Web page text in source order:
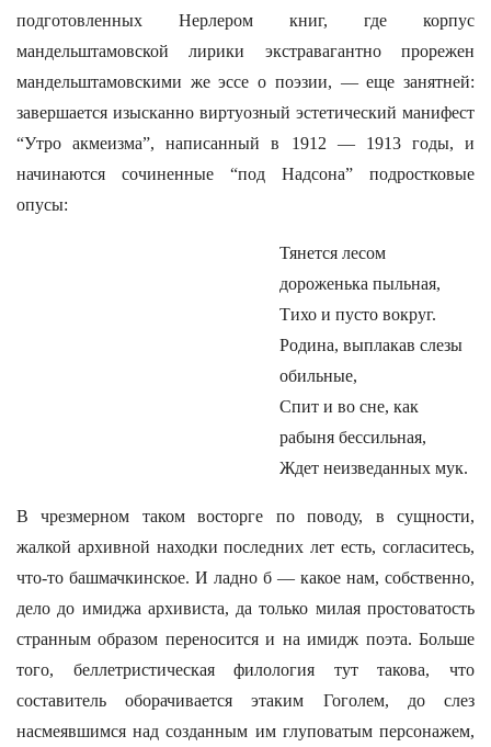
подготовленных Нерлером книг, где корпус
мандельштамовской лирики экстравагантно прорежен
мандельштамовскими же эссе о поэзии, — еще занятней:
завершается изысканно виртуозный эстетический манифест
“Утро акмеизма”, написанный в 1912 — 1913 годы, и
начинаются сочиненные “под Надсона” подростковые
опусы:
Тянется лесом
дороженька пыльная,
Тихо и пусто вокруг.
Родина, выплакав слезы
обильные,
Спит и во сне, как
рабыня бессильная,
Ждет неизведанных мук.
В чрезмерном таком восторге по поводу, в сущности,
жалкой архивной находки последних лет есть, согласитесь,
что-то башмачкинское. И ладно б — какое нам, собственно,
дело до имиджа архивиста, да только милая простоватость
странным образом переносится и на имидж поэта. Больше
того, беллетристическая филология тут такова, что
составитель оборачивается этаким Гоголем, до слез
насмеявшимся над созданным им глуповатым персонажем,